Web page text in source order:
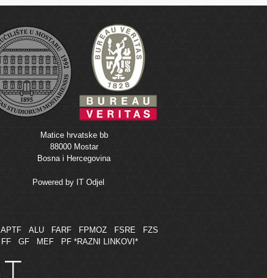
Matice hrvatske bb
88000 Mostar
Bosna i Hercegovina
Powered by IT Odjel
APTF ALU FARF FPMOZ FSRE
FZS
FF
GF MEF PF *RAZNI LINKOVI*